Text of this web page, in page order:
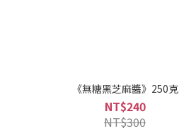
《無糖黑芝麻醬》250克
NT$240
NT$300